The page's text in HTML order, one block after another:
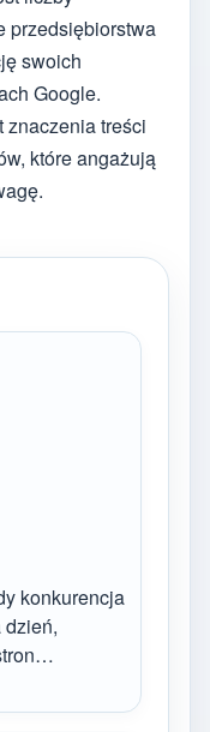
przedsiębiorstwa
swoich
Google.
znaczenia treści
które angażują
konkurencja